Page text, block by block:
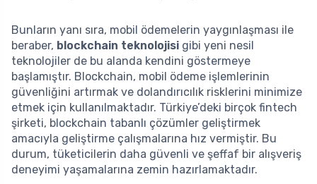
Bunların yanı sıra, mobil ödemelerin yaygınlaşması ile
beraber, blockchain teknolojisi gibi yeni nesil
teknolojiler de bu alanda kendini göstermeye
başlamıştır. Blockchain, mobil ödeme işlemlerinin
güvenliğini artırmak ve dolandırıcılık risklerini minimize
etmek için kullanılmaktadır. Türkiye’deki birçok fintech
şirketi, blockchain tabanlı çözümler geliştirmek
amacıyla geliştirme çalışmalarına hız vermiştir. Bu
durum, tüketicilerin daha güvenli ve şeffaf bir alışveriş
deneyimi yaşamalarına zemin hazırlamaktadır.